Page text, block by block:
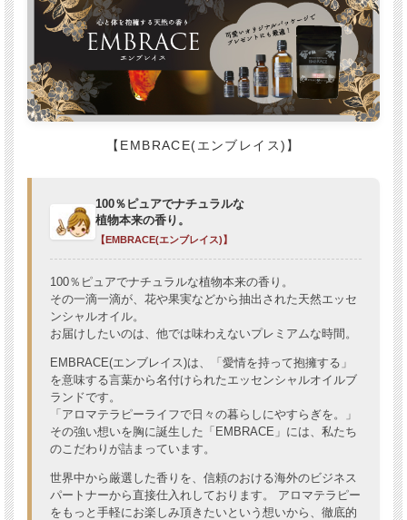
【EMBRACE(エンブレイス)】
100％ピュアでナチュラルな
植物本来の香り。
【EMBRACE(エンブレイス)】
100％ピュアでナチュラルな植物本来の香り。
その一滴一滴が、花や果実などから抽出された天然エッセ
ンシャルオイル。
お届けしたいのは、他では味わえないプレミアムな時間。
EMBRACE(エンブレイス)は、「愛情を持って抱擁する」
を意味する言葉から名付けられたエッセンシャルオイルブ
ランドです。
「アロマテラピーライフで日々の暮らしにやすらぎを。」
その強い想いを胸に誕生した「EMBRACE」には、私たち
のこだわりが詰まっています。
世界中から厳選した香りを、信頼のおける海外のビジネス
パートナーから直接仕入れしております。 アロマテラピー
をもっと手軽にお楽しみ頂きたいという想いから、徹底的